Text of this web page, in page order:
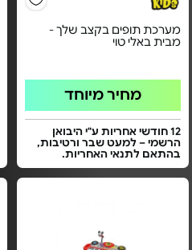
מערכת תופים בקצב שלך -
מבית באלי טוי
מחיר מיוחד
12 חודשי אחריות ע"י היבואן
הרשמי – למעט שבר ורטיבות,
בהתאם לתנאי האחריות.